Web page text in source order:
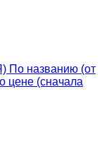
По названию (от
цене (сначала